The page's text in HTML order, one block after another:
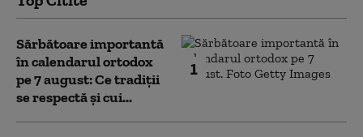
1
Sărbătoare importantă
în calendarul ortodox
pe 7 august: Ce tradiții
se respectă și cui...